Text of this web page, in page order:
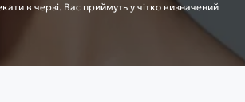
в черзі. Вас приймуть у чітко визначений